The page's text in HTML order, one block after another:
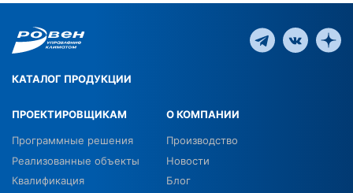
КАТАЛОГ ПРОДУКЦИИ
ПРОЕКТИРОВЩИКАМ
Программные решения
Реализованные объекты
Квалификация
О КОМПАНИИ
Производство
Новости
Блог